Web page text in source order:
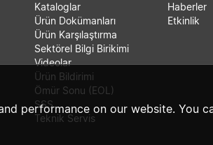
Kataloglar
Ürün Dokümanları
Ürün Karşılaştırma
Sektörel Bilgi Birikimi
Videolar
Ürün Bildirimi
Ömür Sonu (EOL)
SSS
Teknik Servis
Haberler
Etkinlik
performance on our website. You